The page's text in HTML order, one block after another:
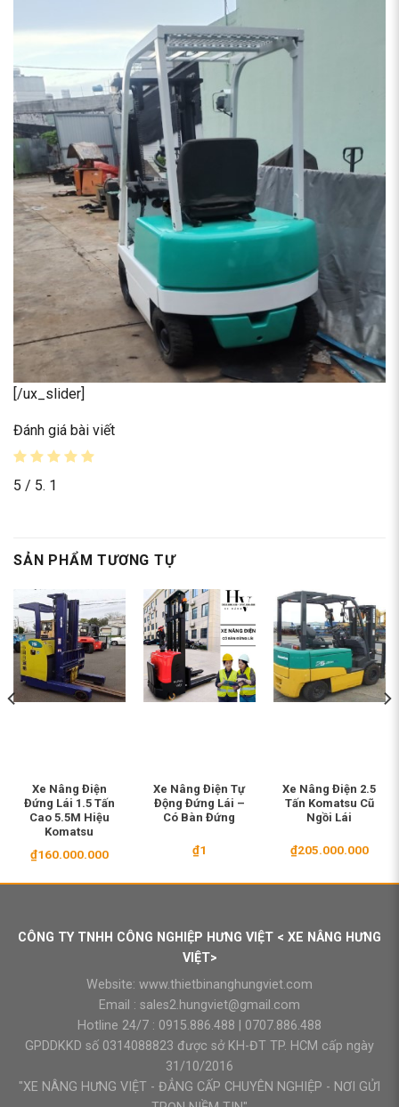
[/ux_slider]
Đánh giá bài viết
5 / 5. 1
SẢN PHẨM TƯƠNG TỰ
Xe Nâng Điện
Đứng Lái 1.5 Tấn
Cao 5.5M Hiệu
Komatsu
₫160.000.000
Xe Nâng Điện Tự
Động Đứng Lái –
Có Bàn Đứng
₫1
Xe Nâng Điện 2.5
Tấn Komatsu Cũ
Ngồi Lái
₫205.000.000
CÔNG TY TNHH CÔNG NGHIỆP HƯNG VIỆT < XE NÂNG HƯNG
VIỆT>
Website: www.thietbinanghungviet.com
Email : sales2.hungviet@gmail.com
Hotline 24/7 : 0915.886.488
0707.886.488
GPDDKKD số 0314088823 được sở KH-ĐT TP. HCM cấp ngày
31/10/2016
"XE NÂNG HƯNG VIỆT - ĐẲNG CẤP CHUYÊN NGHIỆP - NƠI GỬI